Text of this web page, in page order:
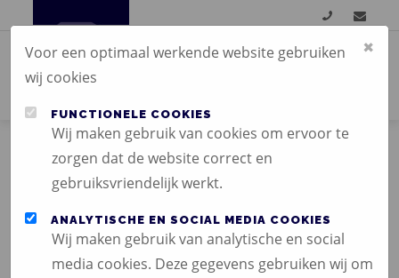
TEXTIELFRAMES MET
EN ZONDER
VERLICHTING
×
Voor een optimaal werkende website gebruiken
wij cookies
FUNCTIONELE COOKIES
Wij maken gebruik van cookies om ervoor te
zorgen dat de website correct en
gebruiksvriendelijk werkt.
ANALYTISCHE EN SOCIAL MEDIA COOKIES
Wij maken gebruik van analytische en social
media cookies. Deze gegevens gebruiken wij om